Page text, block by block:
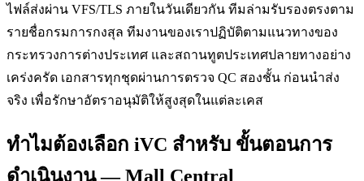
ไฟล์ส่งผ่าน VFS/TLS ภายในวันเดียวกัน ทีมล่ามรับรองตรงตาม
รายชื่อกรมการกงสุล ทีมงานของเราปฏิบัติตามแนวทางของ
กระทรวงการต่างประเทศ และสถานทูตประเทศปลายทางอย่าง
เคร่งครัด เอกสารทุกชุดผ่านการตรวจ QC สองชั้น ก่อนนำส่ง
จริง เพื่อรักษาอัตราอนุมัติให้สูงสุดในแต่ละเคส
ทำไมต้องเลือก iVC สำหรับ ขั้นตอนการ
ดำเนินงาน — Mall Central